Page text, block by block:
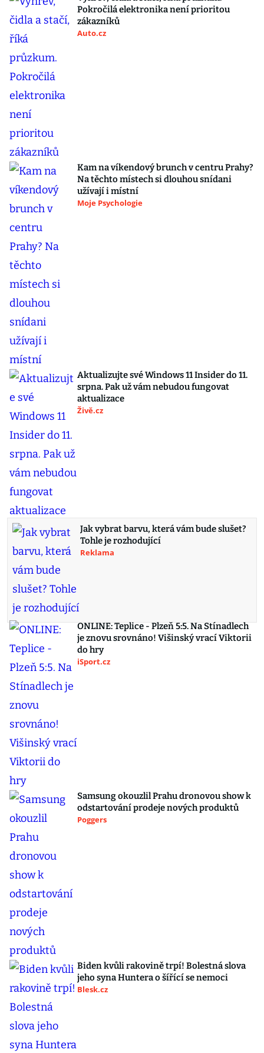
Pokročilá elektronika není prioritou
zákazníků
Auto.cz
Kam na víkendový brunch v centru Prahy?
Na těchto místech si dlouhou snídani
užívají i místní
Moje Psychologie
Aktualizujte své Windows 11 Insider do 11.
srpna. Pak už vám nebudou fungovat
aktualizace
Živě.cz
Jak vybrat barvu, která vám bude slušet?
Tohle je rozhodující
Reklama
ONLINE: Teplice - Plzeň 5:5. Na Stínadlech
je znovu srovnáno! Višinský vrací Viktorii
do hry
iSport.cz
Samsung okouzlil Prahu dronovou show k
odstartování prodeje nových produktů
Poggers
Biden kvůli rakovině trpí! Bolestná slova
jeho syna Huntera o šířící se nemoci
Blesk.cz